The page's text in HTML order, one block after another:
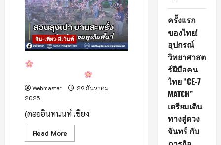
สัมผัส
เสน่ห์
วิถี
ชุมชน
เที่ยว
หนาว
อย่าง
กิน-เที่ยว-อีเว้นท์
Webmaster
29 ธันวาคม
2025
(ดอยอินทนนท์ เชียง
Read More
more
ครั้งแรก
ของไทย!
อุปกรณ์
วิทยาศาสต
ร์ฝีมือคน
ไทย “CE-7
MATCH”
เตรียมเดิน
ทางสู่ดวง
จันทร์ กับ